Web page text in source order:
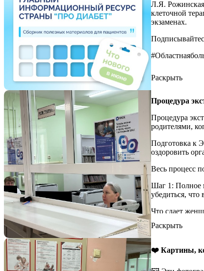
Л.Я.
клеточной
экзаменах.
Раскрыть
Процедура
Процедура
родителями,
Подготовка к
оздоровить
Весь процесс
Шаг 1: Полное
убедиться,
Что сдает
мазок на флору.
Раскрыть
❤️ Картины,